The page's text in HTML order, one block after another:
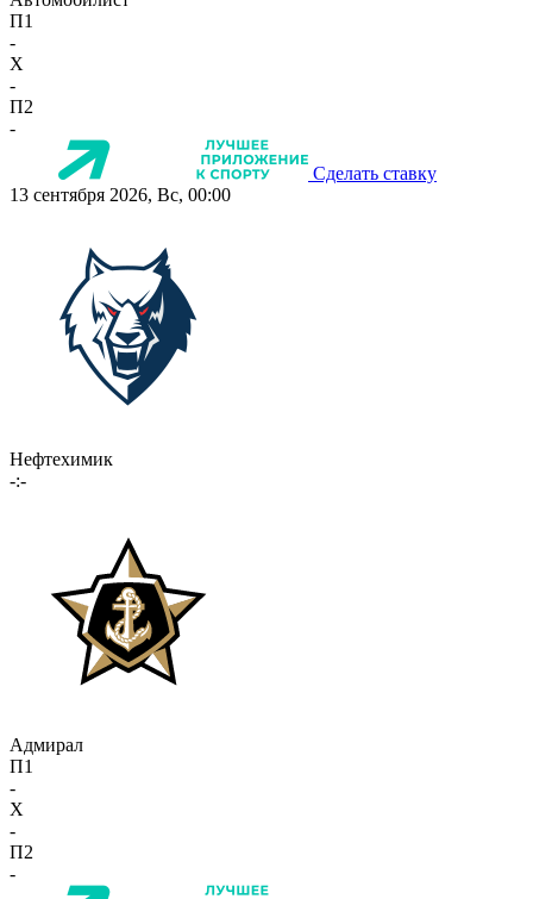
П1
-
X
-
П2
-
Сделать ставку
13 сентября 2026, Вс, 00:00
Нефтехимик
-:-
Адмирал
П1
-
X
-
П2
-